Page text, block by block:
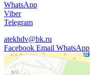
WhatsApp
Viber
Telegram
atekhdv@bk.ru
Facebook Email WhatsApp